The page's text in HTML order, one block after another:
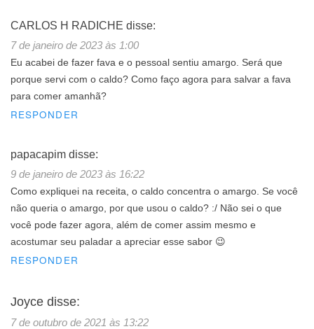
CARLOS H RADICHE disse:
7 de janeiro de 2023 às 1:00
Eu acabei de fazer fava e o pessoal sentiu amargo. Será que
porque servi com o caldo? Como faço agora para salvar a fava
para comer amanhã?
RESPONDER
papacapim disse:
9 de janeiro de 2023 às 16:22
Como expliquei na receita, o caldo concentra o amargo. Se você
não queria o amargo, por que usou o caldo? :/ Não sei o que
você pode fazer agora, além de comer assim mesmo e
acostumar seu paladar a apreciar esse sabor 😉
RESPONDER
Joyce disse:
7 de outubro de 2021 às 13:22